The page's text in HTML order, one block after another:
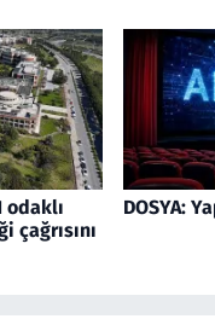
odaklı
çağrısını
DOSYA: